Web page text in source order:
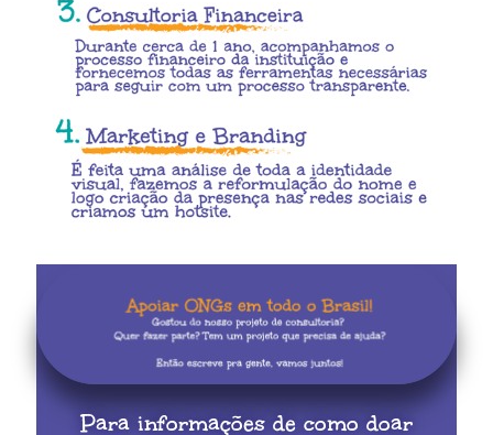
Para informações de como doar